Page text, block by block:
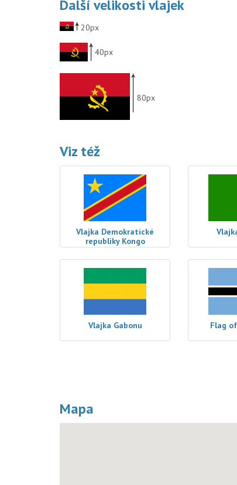
Další velikosti vlajek
20px
40px
80px
Viz též
Vlajka Demokratické
republiky Kongo
Vlajka Gabonu Flag
Mapa